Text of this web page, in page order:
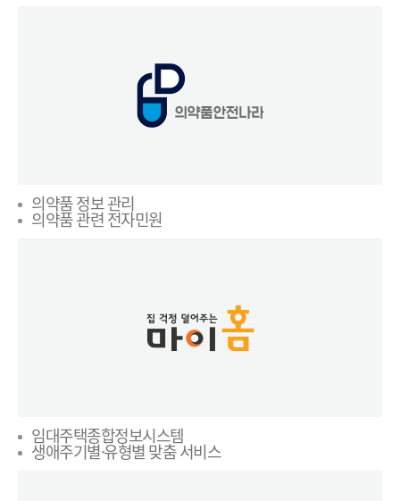
의약품 정보 관리
의약품 관련 전자민원
임대주택종합정보시스템
생애주기별·유형별 맞춤 서비스